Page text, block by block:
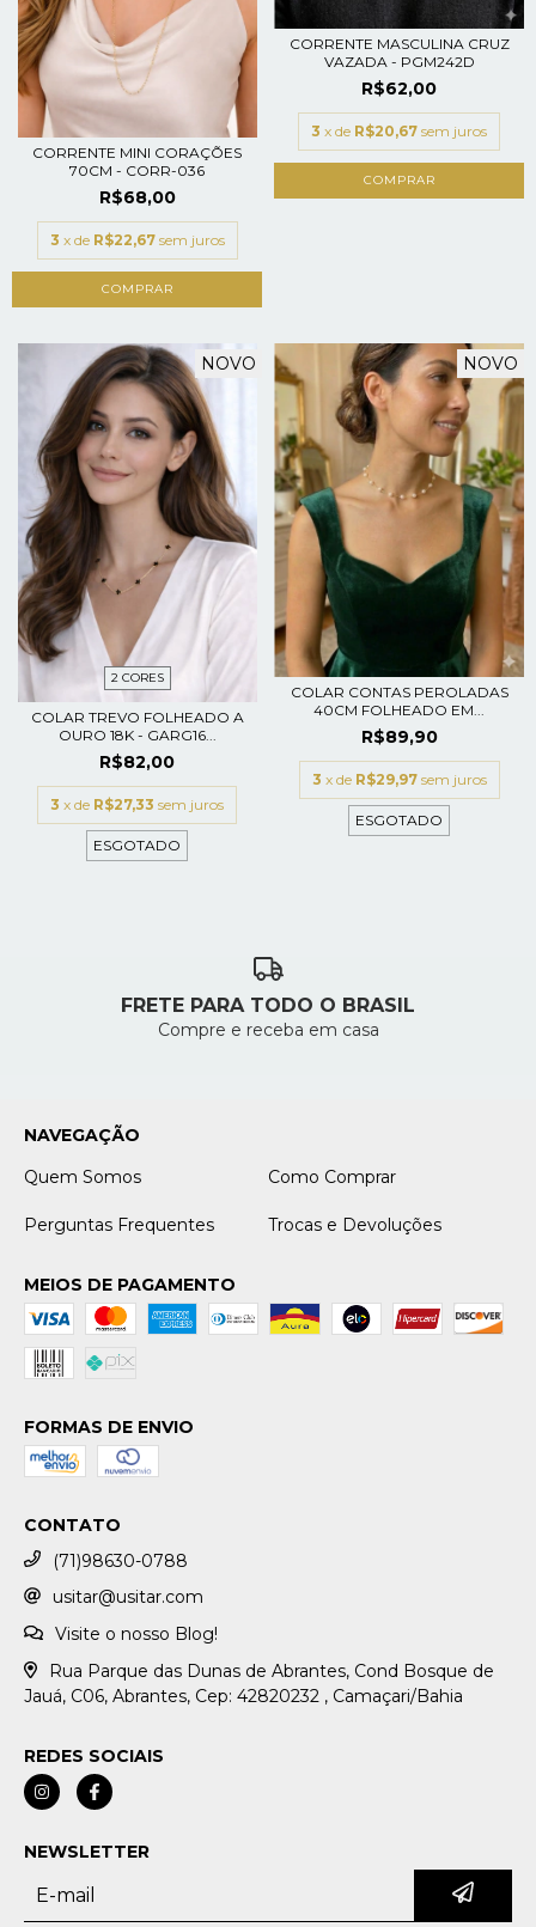
CORRENTE MINI CORAÇÕES
70CM - CORR-036
R$68,00
3 x de R$22,67 sem juros
CORRENTE MASCULINA CRUZ
VAZADA - PGM242D
R$62,00
3 x de R$20,67 sem juros
NOVO
2 CORES
COLAR TREVO FOLHEADO A
OURO 18K - GARG16...
R$82,00
3 x de R$27,33 sem juros
ESGOTADO
NOVO
COLAR CONTAS PEROLADAS
40CM FOLHEADO EM...
R$89,90
3 x de R$29,97 sem juros
ESGOTADO
FRETE PARA TODO O BRASIL
Compre e receba em casa
NAVEGAÇÃO
Quem Somos
Como Comprar
Perguntas Frequentes Trocas e Devoluções
MEIOS DE PAGAMENTO
FORMAS DE ENVIO
CONTATO
(71)98630-0788
usitar@usitar.com
Visite o nosso Blog!
Rua Parque das Dunas de Abrantes, Cond Bosque de
Jauá, C06, Abrantes, Cep: 42820232 , Camaçari/Bahia
REDES SOCIAIS
NEWSLETTER